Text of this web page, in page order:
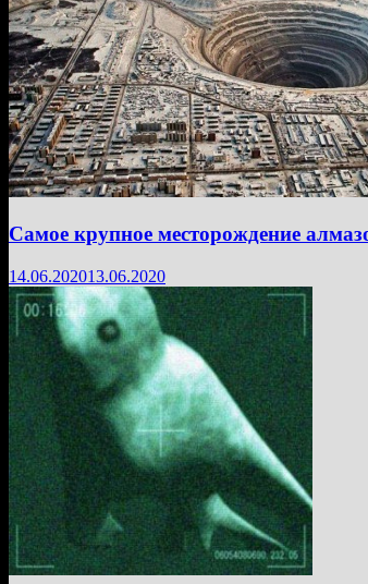
Самое крупное месторождение
14.06.202013.06.2020